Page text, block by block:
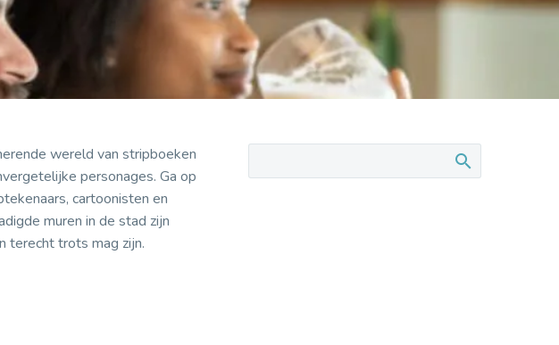
wereld van stripboeken
personages. Ga op
cartoonisten en
muren in de stad zijn
terecht trots mag zijn.